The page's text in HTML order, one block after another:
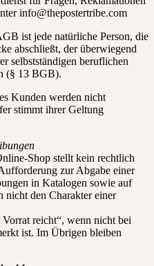
info@thepostertribe.com
ist jede natürliche Person, die
abschließt, der überwiegend
selbstständigen beruflichen
(§ 13 BGB).
Kunden werden nicht
stimmt ihrer Geltung
Shop stellt kein rechtlich
zur Abgabe einer
in Katalogen sowie auf
nicht den Charakter einer
reicht“, wenn nicht bei
ist. Im Übrigen bleiben